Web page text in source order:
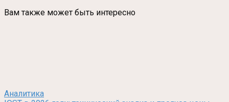
Вам также может быть интересно
Аналитика